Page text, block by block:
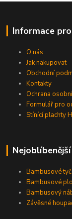
Informace
O nás
Jak nakupovat
Obchodní
Kontakty
Ochrana
Formulář pro
Stínící plachty
Bambusové
Bambusové
Bambusový
Závěsné